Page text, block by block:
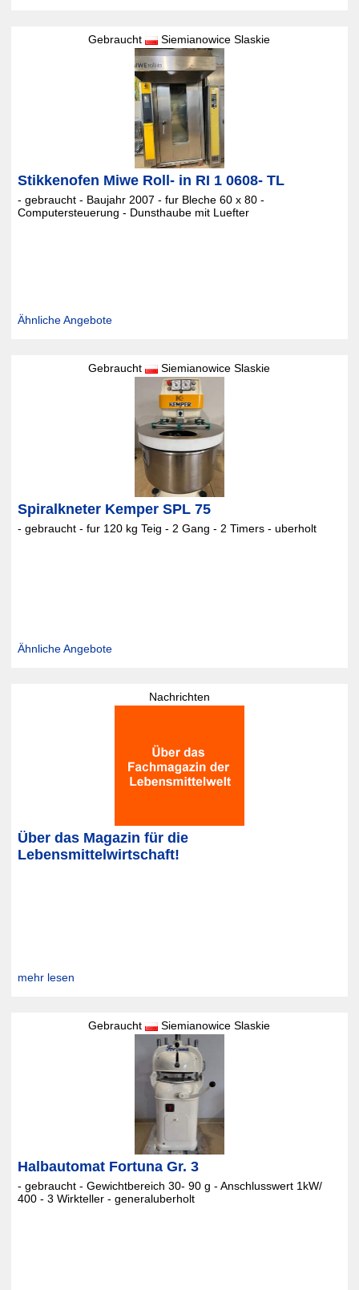
Gebraucht Siemianowice Slaskie
Stikkenofen Miwe Roll- in RI 1 0608- TL
- gebraucht - Baujahr 2007 - fur Bleche 60 x 80 -
Computersteuerung - Dunsthaube mit Luefter
Ähnliche Angebote
Gebraucht Siemianowice Slaskie
Spiralkneter Kemper SPL 75
- gebraucht - fur 120 kg Teig - 2 Gang - 2 Timers - uberholt
Ähnliche Angebote
Nachrichten
Über das Magazin für die
Lebensmittelwirtschaft!
mehr lesen
Gebraucht Siemianowice Slaskie
Halbautomat Fortuna Gr. 3
- gebraucht - Gewichtbereich 30- 90 g - Anschlusswert 1kW/
400 - 3 Wirkteller - generaluberholt